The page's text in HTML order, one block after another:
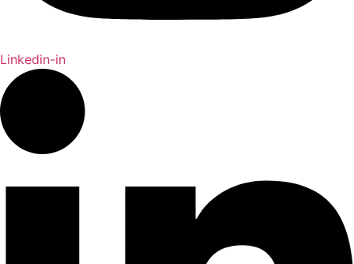
Linkedin-in